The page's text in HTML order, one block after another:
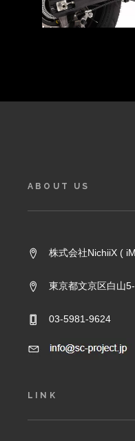
ABOUT US
株式会社NichiiX (
東京都文京区白山
03-5981-9624
LINK